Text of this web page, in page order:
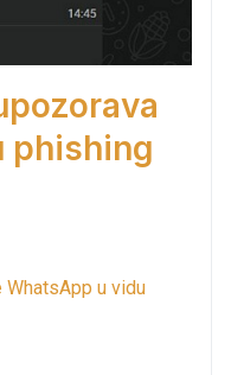
phishing
u vidu